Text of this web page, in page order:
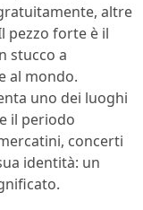
altre
pezzo forte è il
stucco a
al mondo.
uno dei luoghi
il periodo
concerti
identità: un